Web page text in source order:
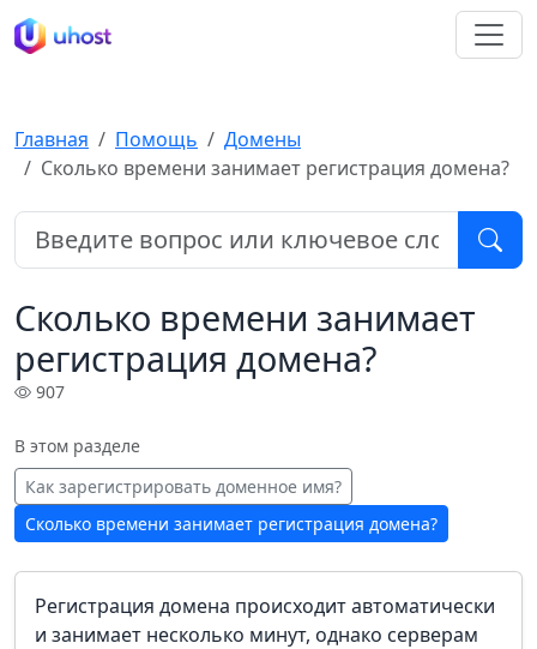
Главная Помощь
Домены
Сколько времени занимает регистрация домена?
Сколько времени занимает
регистрация домена?
907
В этом разделе
Как зарегистрировать доменное имя?
Сколько времени занимает регистрация домена?
Регистрация домена происходит автоматически
и занимает несколько минут, однако серверам